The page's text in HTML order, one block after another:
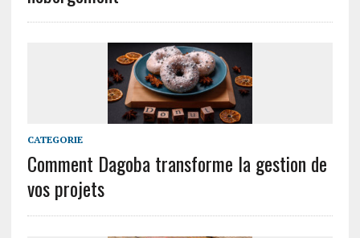
CATEGORIE
Comment Dagoba transforme la gestion de
vos projets